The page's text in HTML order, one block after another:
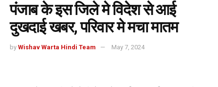
पंजाब के इस जिले मे विदेश से आई
दुखदाई खबर, परिवार मे मचा मातम
by Wishav Warta Hindi Team May 7, 2024